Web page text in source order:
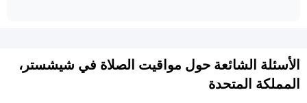
الأسئلة الشائعة حول مواقيت الصلاة في شيشستر،
المملكة المتحدة